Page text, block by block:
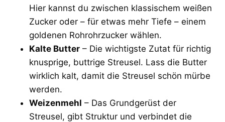
Hier kannst du zwischen klassischem weißen
Zucker oder – für etwas mehr Tiefe – einem
goldenen Rohrohrzucker wählen.
Kalte Butter – Die wichtigste Zutat für richtig
knusprige, buttrige Streusel. Lass die Butter
wirklich kalt, damit die Streusel schön mürbe
werden.
Weizenmehl – Das Grundgerüst der
Streusel, gibt Struktur und verbindet die